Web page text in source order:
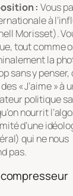
: Vous
à
Morisset).
tout comme
la
sans y penser,
« J’aime » à
politique
nourrit
d’une
qui ne nous
pas.